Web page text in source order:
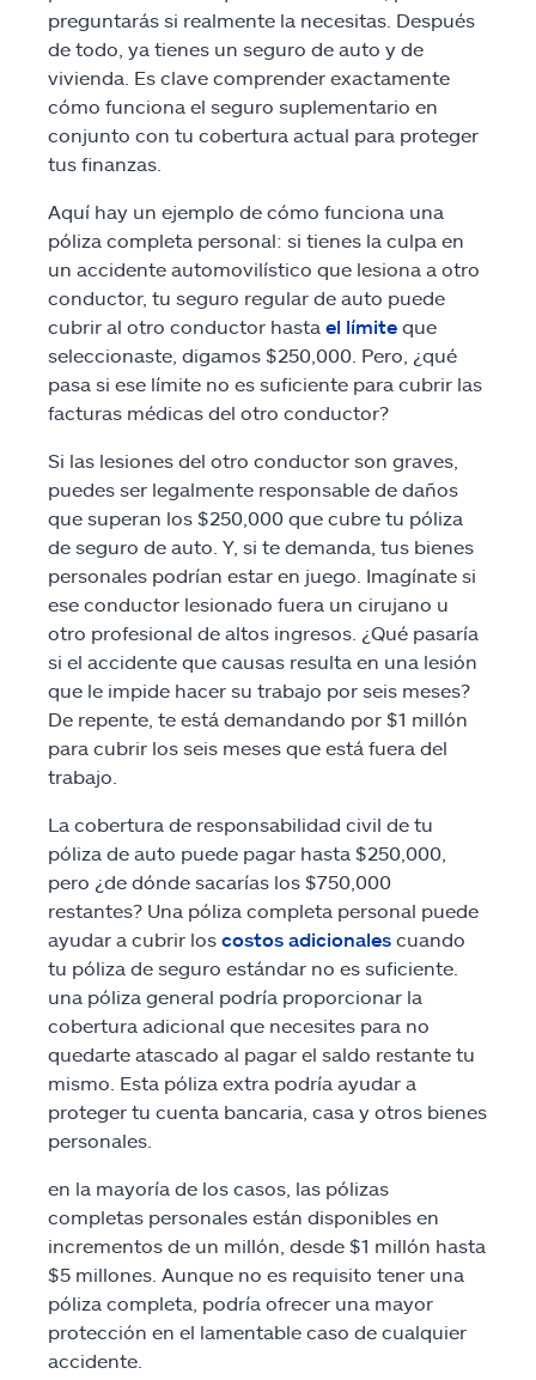
preguntarás si realmente la necesitas. Después
de todo, ya tienes un seguro de auto y de
vivienda. Es clave comprender exactamente
cómo funciona el seguro suplementario en
conjunto con tu cobertura actual para proteger
tus finanzas.
Aquí hay un ejemplo de cómo funciona una
póliza completa personal: si tienes la culpa en
un accidente automovilístico que lesiona a otro
conductor, tu seguro regular de auto puede
cubrir al otro conductor hasta el límite que
seleccionaste, digamos $250,000. Pero, ¿qué
pasa si ese límite no es suficiente para cubrir las
facturas médicas del otro conductor?
Si las lesiones del otro conductor son graves,
puedes ser legalmente responsable de daños
que superan los $250,000 que cubre tu póliza
de seguro de auto. Y, si te demanda, tus bienes
personales podrían estar en juego. Imagínate si
ese conductor lesionado fuera un cirujano u
otro profesional de altos ingresos. ¿Qué pasaría
si el accidente que causas resulta en una lesión
que le impide hacer su trabajo por seis meses?
De repente, te está demandando por $1 millón
para cubrir los seis meses que está fuera del
trabajo.
La cobertura de responsabilidad civil de tu
póliza de auto puede pagar hasta $250,000,
pero ¿de dónde sacarías los $750,000
restantes? Una póliza completa personal puede
ayudar a cubrir los costos adicionales cuando
tu póliza de seguro estándar no es suficiente.
una póliza general podría proporcionar la
cobertura adicional que necesites para no
quedarte atascado al pagar el saldo restante tu
mismo. Esta póliza extra podría ayudar a
proteger tu cuenta bancaria, casa y otros bienes
personales.
en la mayoría de los casos, las pólizas
completas personales están disponibles en
incrementos de un millón, desde $1 millón hasta
$5 millones. Aunque no es requisito tener una
póliza completa, podría ofrecer una mayor
protección en el lamentable caso de cualquier
accidente.